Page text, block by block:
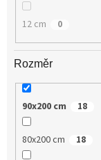
12 cm 0
Rozměr
90x200 cm 18
80x200 cm 18